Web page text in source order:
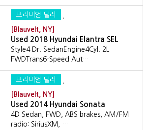
프리미엄 딜러
[Blauvelt, NY]
Used 2018 Hyundai Elantra SEL
Style4 Dr. SedanEngine4Cyl. 2L
FWDTrans6-Speed Aut…
프리미엄 딜러
[Blauvelt, NY]
Used 2014 Hyundai Sonata
4D Sedan, FWD, ABS brakes, AM/FM
radio: SiriusXM, …